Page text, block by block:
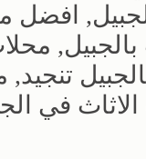
افضل
محلات
في